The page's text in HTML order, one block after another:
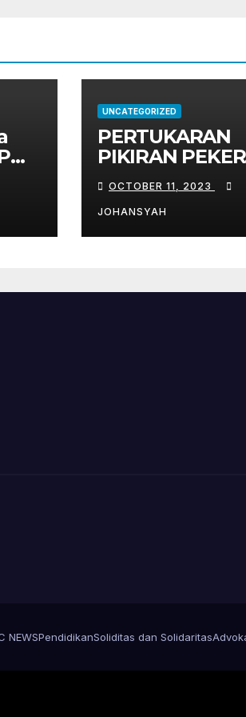
UNCATEGORIZED
PERTUKARAN
PIKIRAN
MUDA
DENGAN
MUDA JEPANG
OCTOBER 11, 2023
JOHANSYAH
NEWSPendidikanSoliditas dan Solidaritas